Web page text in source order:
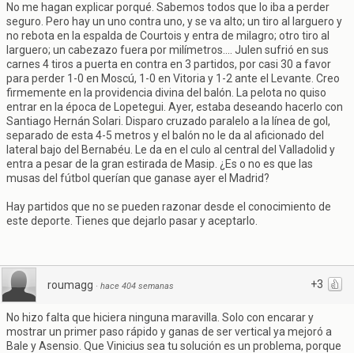
No me hagan explicar porqué. Sabemos todos que lo iba a perder
seguro. Pero hay un uno contra uno, y se va alto; un tiro al larguero y
no rebota en la espalda de Courtois y entra de milagro; otro tiro al
larguero; un cabezazo fuera por milímetros.... Julen sufrió en sus
carnes 4 tiros a puerta en contra en 3 partidos, por casi 30 a favor
para perder 1-0 en Moscú, 1-0 en Vitoria y 1-2 ante el Levante. Creo
firmemente en la providencia divina del balón. La pelota no quiso
entrar en la época de Lopetegui. Ayer, estaba deseando hacerlo con
Santiago Hernán Solari. Disparo cruzado paralelo a la línea de gol,
separado de esta 4-5 metros y el balón no le da al aficionado del
lateral bajo del Bernabéu. Le da en el culo al central del Valladolid y
entra a pesar de la gran estirada de Masip. ¿Es o no es que las
musas del fútbol querían que ganase ayer el Madrid?
Hay partidos que no se pueden razonar desde el conocimiento de
este deporte. Tienes que dejarlo pasar y aceptarlo.
+3
roumagg · hace 404 semanas
No hizo falta que hiciera ninguna maravilla. Solo con encarar y
mostrar un primer paso rápido y ganas de ser vertical ya mejoró a
Bale y Asensio. Que Vinicius sea tu solución es un problema, porque